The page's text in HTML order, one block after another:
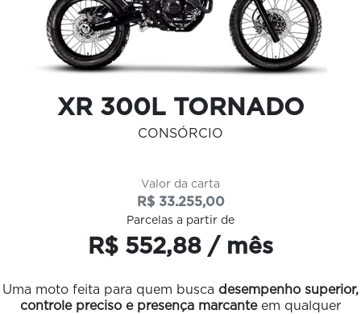
XR 300L TORNADO
CONSÓRCIO
Valor da carta
R$ 33.255,00
Parcelas a partir de
R$ 552,88 / mês
Uma moto feita para quem busca desempenho superior,
controle preciso e presença marcanteem qualquer